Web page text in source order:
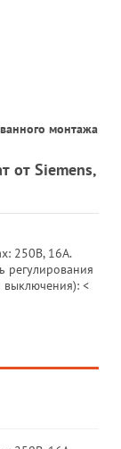
монтажа
от Siemens,
250В, 16А.
регулирования
выключения): <